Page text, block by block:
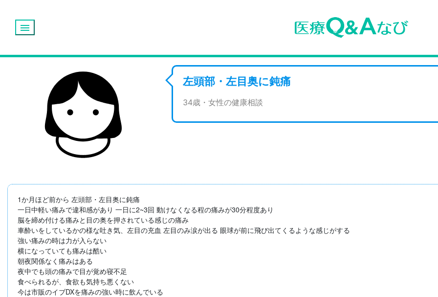
menu
左頭部・左目奥に鈍痛
34歳・女性の健康相談
1か月ほど前から 左頭部・左目奥に鈍痛
一日中軽い痛みで違和感があり 一日に2~3回 動けなくなる程の痛みが30分程度あり
脳を締め付ける痛みと目の奥を押されている感じの痛み
車酔いをしているかの様な吐き気、左目の充血 左目のみ涙が出る 眼球が前に飛び出てくるような感じがする
強い痛みの時は力が入らない
横になっていても痛みは酷い
朝夜関係なく痛みはある
夜中でも頭の痛みで目が覚め寝不足
食べられるが、食欲も気持ち悪くない
今は市販のイブDXを痛みの強い時に飲んでいる